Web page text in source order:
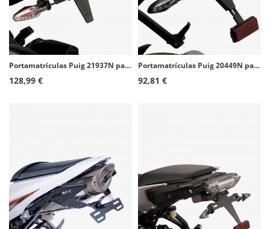
Portamatrículas Puig 21937N para BMW R1300GS (23-26)
128,99 €
Portamatrículas Puig 20449N para KTM 1290 Superduke R / R EVO / RR (20-24)
92,81 €